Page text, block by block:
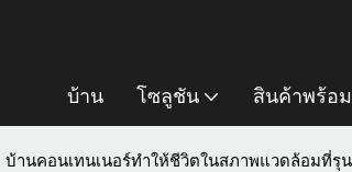
บ้าน โซลูชัน สินค้าพร้อ
บ้านคอนเทนเนอร์ทำให้ชีวิตในสภาพแวดล้อมที่